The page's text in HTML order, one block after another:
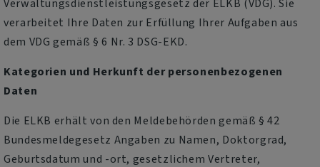
verarbeitet Ihre Daten zur Erfüllung Ihrer Aufgaben aus
dem VDG gemäß § 6 Nr. 3 DSG-EKD.
Kategorien und Herkunft der personenbezogenen
Daten
Die ELKB erhält von den Meldebehörden gemäß § 42
Bundesmeldegesetz Angaben zu Namen, Doktorgrad,
Geburtsdatum und -ort, gesetzlichem Vertreter,